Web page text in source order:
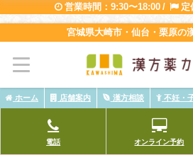
営業時間：9:30〜18:00 / 定
宮城県大崎市・仙台・栗原の
ホーム 店舗案内 漢方相談 不妊・
電話 オンライン予約